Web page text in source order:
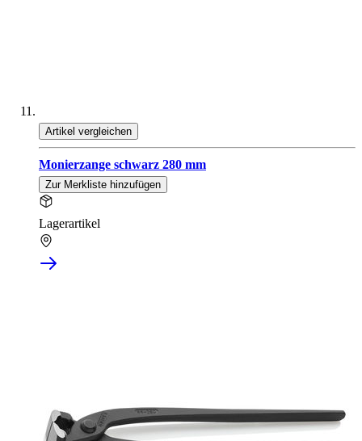
Artikel vergleichen
Monierzange schwarz 280 mm
Zur Merkliste hinzufügen
Lagerartikel